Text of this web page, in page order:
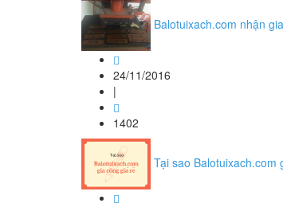
Balotuixach.com nhận
24/11/2016
|
1402
Tại sao Balotuixach.com